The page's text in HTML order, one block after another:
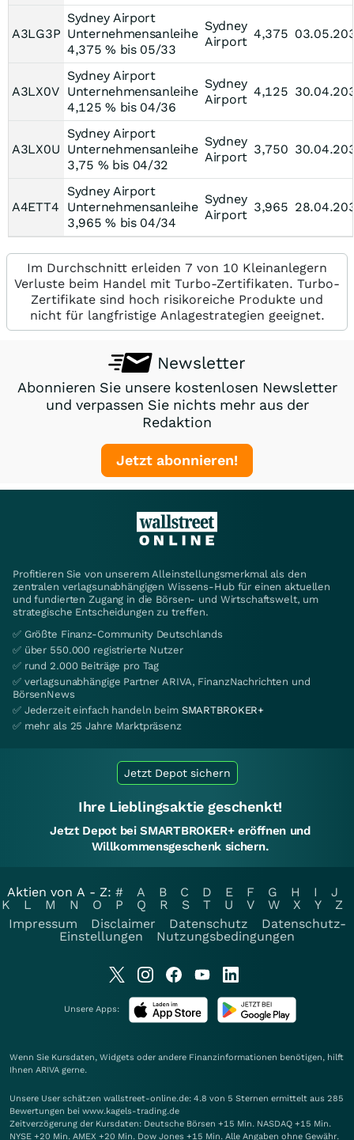
A3LG3P
Sydney Airport
Unternehmensanleihe
4,375 % bis 05/33
Sydney
Airport
4,375
A3LX0V
Sydney Airport
Unternehmensanleihe
4,125 % bis 04/36
Sydney
Airport
4,125
A3LX0U
Sydney Airport
Unternehmensanleihe
3,75 % bis 04/32
Sydney
Airport
3,750
A4ETT4
Sydney Airport
Unternehmensanleihe
3,965 % bis 04/34
Sydney
Airport
3,965
Im Durchschnitt erleiden 7 von 10 Kleinanlegern
Verluste beim Handel mit Turbo-Zertifikaten. Turbo-
Zertifikate sind hoch risikoreiche Produkte und
nicht für langfristige Anlagestrategien geeignet.
Newsletter
Abonnieren Sie unsere kostenlosen Newsletter
und verpassen Sie nichts mehr aus der
Redaktion
Jetzt abonnieren!
Profitieren Sie von unserem Alleinstellungsmerkmal als den
zentralen verlagsunabhängigen Wissens-Hub für einen aktuellen
und fundierten Zugang in die Börsen- und Wirtschaftswelt, um
strategische Entscheidungen zu treffen.
✅ Größte Finanz-Community Deutschlands
✅ über 550.000 registrierte Nutzer
✅ rund 2.000 Beiträge pro Tag
✅ verlagsunabhängige Partner ARIVA, FinanzNachrichten und
BörsenNews
✅ Jederzeit einfach handeln beim SMARTBROKER+
✅ mehr als 25 Jahre Marktpräsenz
Jetzt Depot sichern
Ihre Lieblingsaktie geschenkt!
Jetzt Depot bei SMARTBROKER+ eröffnen und
Willkommensgeschenk sichern.
Aktien von A - Z: # A B C D E F G H I
J
K
L M N O P Q R S T U V W X Y
Z
Impressum
Disclaimer Datenschutz
Datenschutz-
Einstellungen
Nutzungsbedingungen
Unsere Apps:
Wenn Sie Kursdaten, Widgets oder andere Finanzinformationen benötigen, hilft
Ihnen ARIVA gerne.
Unsere User schätzen wallstreet-online.de: 4.8 von 5 Sternen ermittelt aus 285
Bewertungen bei www.kagels-trading.de
Zeitverzögerung der Kursdaten: Deutsche Börsen +15 Min. NASDAQ +15 Min.
NYSE +20 Min. AMEX +20 Min. Dow Jones +15 Min. Alle Angaben ohne Gewähr.